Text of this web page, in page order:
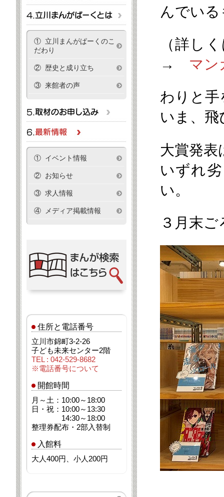
んでい
（詳し
→ マン
わりと手
いま、飛
大賞発表
いずれ
い。
３月末
① 立川まんがぱーくのこ
だわり
② 歴史と成り立ち
③ 来館者の声
① イベント情報
② お知らせ
③ 求人情報
④ メディア掲載情報
住所と電話番号
立川市錦町3-2-26
子ども未来センター2階
TEL : 042-529-8682
※電話番号について
開館時間
月～土：10:00～18:00
日・祝：10:00～13:30
14:30～18:00
整理券配布・2部入替制
入館料
大人400円、小人200円